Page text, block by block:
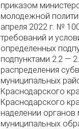
приказом
молодежной
апреля 2022 г. №
требований и
определенных
подпунктами 2.2 —
распределения
муниципальных
Краснодарского
Краснодарского
наделении
муниципальных